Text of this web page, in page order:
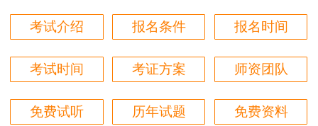
3、交卷后可在线查看错题及解析，分数和排
名也随之展现。
在线查看题目，如线上做题则不显示成绩，建议实
贾老师讲的太好了，题库、资料还多
用户zh****94
老师们讲的很好，通俗易懂，对小白很友好
建筑专业跟网校过了，今年考其他安全，还是选择网
考试介绍 报名条件 报名时间
考试时间 考证方案 师资团队
免费试听 历年试题 免费资料